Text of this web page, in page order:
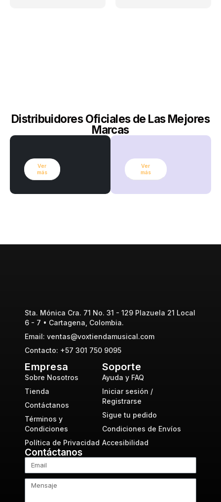
Distribuidores Oficiales de Las Mejores
Marcas
Ver
más
Ver
más
Sta. Mónica Cra. 71 No. 31 - 129 Plazuela 21 Local
6 - 7 • Cartagena, Colombia.
Email: ventas@voxtiendamusical.com
Contacto: +57 301 750 9095
Empresa
Sobre Nosotros
Tienda
Contáctanos
Términos y
Condiciones
Política de Privacidad
Soporte
Ayuda y FAQ
Iniciar sesión /
Registrarse
Sigue tu pedido
Condiciones de Envíos
Accesibilidad
Contáctanos